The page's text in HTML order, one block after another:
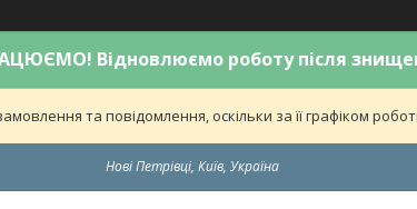
Відновлюємо роботу після
та повідомлення, оскільки за її графіком
Нові Петрівці, Київ, Україна